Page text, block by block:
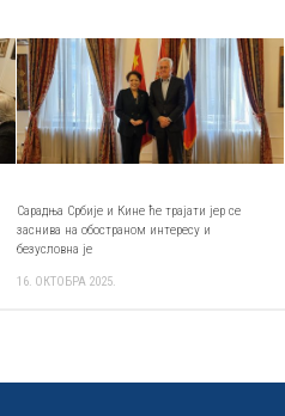
Сарадња Србије и Кине ће трајати јер се
заснива на обостраном интересу и
безусловна је
16. ОКТОБРА 2025.